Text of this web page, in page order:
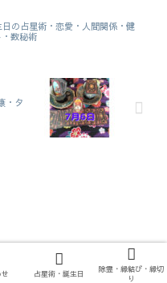
の占星術・恋愛・人間関係・健
数秘術
・タ
りません。
が付いている
占星術・誕生日
除霊・縁結び・縁切
り